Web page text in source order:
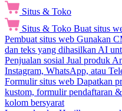
Situs & Toko
Situs & Toko Buat situs
Pembuat situs web Gunakan
dan teks yang dihasilkan AI
Penjualan sosial Jual produk
Instagram, WhatsApp, atau
Formulir situs web Dapatkan
kustom, formulir pendaftaran
kolom bersyarat